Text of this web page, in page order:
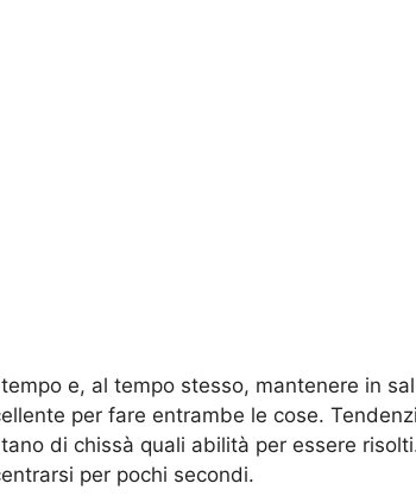
e, al tempo stesso, mantenere in
per fare entrambe le cose.
di chissà quali abilità per essere
per pochi secondi.